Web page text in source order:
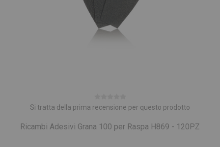
Si tratta della prima recensione per questo prodotto
Ricambi Adesivi Grana 100 per Raspa H869 - 120PZ